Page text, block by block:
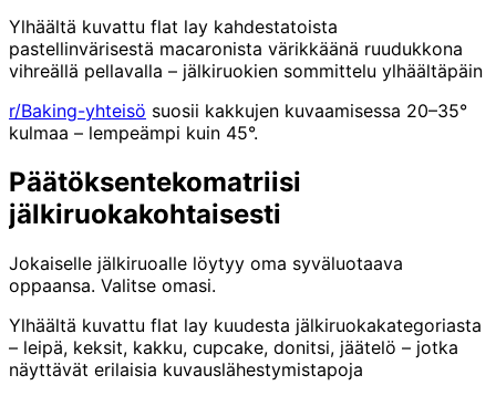
Ylhäältä kuvattu flat lay kahdestatoista
pastellinvärisestä macaronista värikkäänä ruudukkona
vihreällä pellavalla – jälkiruokien sommittelu ylhäältäpäin
r/Baking-yhteisö suosii kakkujen kuvaamisessa 20–35°
kulmaa – lempeämpi kuin 45°.
Päätöksentekomatriisi
jälkiruokakohtaisesti
Jokaiselle jälkiruoalle löytyy oma syväluotaava
oppaansa. Valitse omasi.
Ylhäältä kuvattu flat lay kuudesta jälkiruokakategoriasta
– leipä, keksit, kakku, cupcake, donitsi, jäätelö – jotka
näyttävät erilaisia kuvauslähestymistapoja